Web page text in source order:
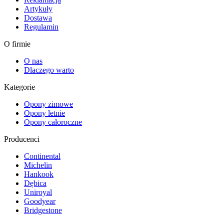
Artykuły
Dostawa
Regulamin
O firmie
O nas
Dlaczego warto
Kategorie
Opony zimowe
Opony letnie
Opony całoroczne
Producenci
Continental
Michelin
Hankook
Dębica
Uniroyal
Goodyear
Bridgestone